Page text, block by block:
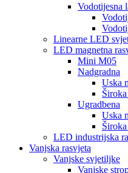
Vodotijesna
Linearne LED
LED magnetna
Mini M05
Nadgradna
Uska
Ugradbena
Uska
LED industrijska
Vanjska rasvjeta
Vanjske svjetiljke
Vanjske